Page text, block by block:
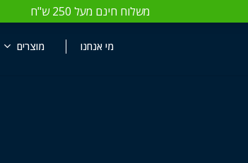
משלוח חינם מעל 250 ש"ח
מי אנחנו מוצרים